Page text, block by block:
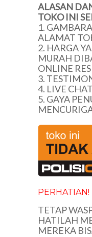
ALASAN
TOKO INI
1.
ALAMAT
2. HARGA
MURAH
ONLINE
3.
4. LIVE
5. GAYA
PERHATIAN!
TETAP
HATILAH
MEREKA